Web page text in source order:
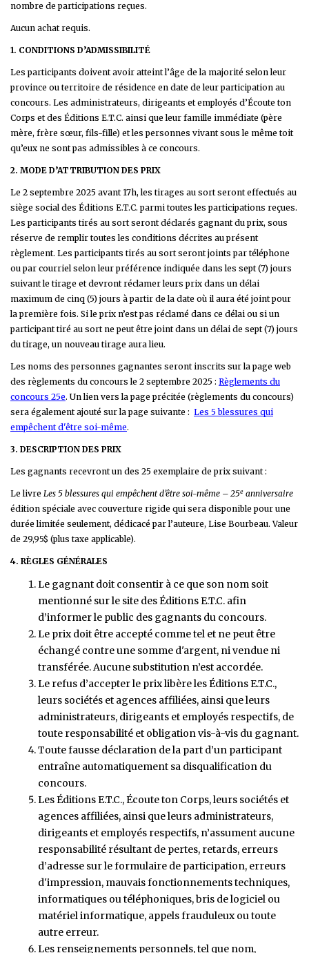
nombre de participations reçues.
Aucun achat requis.
1. CONDITIONS D’ADMISSIBILITÉ
Les participants doivent avoir atteint l’âge de la majorité selon leur
province ou territoire de résidence en date de leur participation au
concours. Les administrateurs, dirigeants et employés d’Écoute ton
Corps et des Éditions E.T.C. ainsi que leur famille immédiate (père
mère, frère sœur, fils-fille) et les personnes vivant sous le même toit
qu’eux ne sont pas admissibles à ce concours.
2. MODE D’ATTRIBUTION DES PRIX
Le 2 septembre 2025 avant 17h, les tirages au sort seront effectués au
siège social des Éditions E.T.C. parmi toutes les participations reçues.
Les participants tirés au sort seront déclarés gagnant du prix, sous
réserve de remplir toutes les conditions décrites au présent
règlement. Les participants tirés au sort seront joints par téléphone
ou par courriel selon leur préférence indiquée dans les sept (7) jours
suivant le tirage et devront réclamer leurs prix dans un délai
maximum de cinq (5) jours à partir de la date où il aura été joint pour
la première fois. Si le prix n’est pas réclamé dans ce délai ou si un
participant tiré au sort ne peut être joint dans un délai de sept (7) jours
du tirage, un nouveau tirage aura lieu.
Les noms des personnes gagnantes seront inscrits sur la page web
des règlements du concours le 2 septembre 2025 : Règlements du
concours 25e. Un lien vers la page précitée (règlements du concours)
sera également ajouté sur la page suivante : Les 5 blessures qui
empêchent d'être soi-même.
3. DESCRIPTION DES PRIX
Les gagnants recevront un des 25 exemplaire de prix suivant :
Le livre Les 5 blessures qui empêchent d’être soi-même – 25e anniversaire
édition spéciale avec couverture rigide qui sera disponible pour une
durée limitée seulement, dédicacé par l’auteure, Lise Bourbeau. Valeur
de 29,95$ (plus taxe applicable).
4. RÈGLES GÉNÉRALES
Le gagnant doit consentir à ce que son nom soit
mentionné sur le site des Éditions E.T.C. afin
d’informer le public des gagnants du concours.
Le prix doit être accepté comme tel et ne peut être
échangé contre une somme d'argent, ni vendue ni
transférée. Aucune substitution n’est accordée.
Le refus d’accepter le prix libère les Éditions E.T.C.,
leurs sociétés et agences affiliées, ainsi que leurs
administrateurs, dirigeants et employés respectifs, de
toute responsabilité et obligation vis-à-vis du gagnant.
Toute fausse déclaration de la part d’un participant
entraîne automatiquement sa disqualification du
concours.
Les Éditions E.T.C., Écoute ton Corps, leurs sociétés et
agences affiliées, ainsi que leurs administrateurs,
dirigeants et employés respectifs, n’assument aucune
responsabilité résultant de pertes, retards, erreurs
d’adresse sur le formulaire de participation, erreurs
d'impression, mauvais fonctionnements techniques,
informatiques ou téléphoniques, bris de logiciel ou
matériel informatique, appels frauduleux ou toute
autre erreur.
Les renseignements personnels, tel que nom,